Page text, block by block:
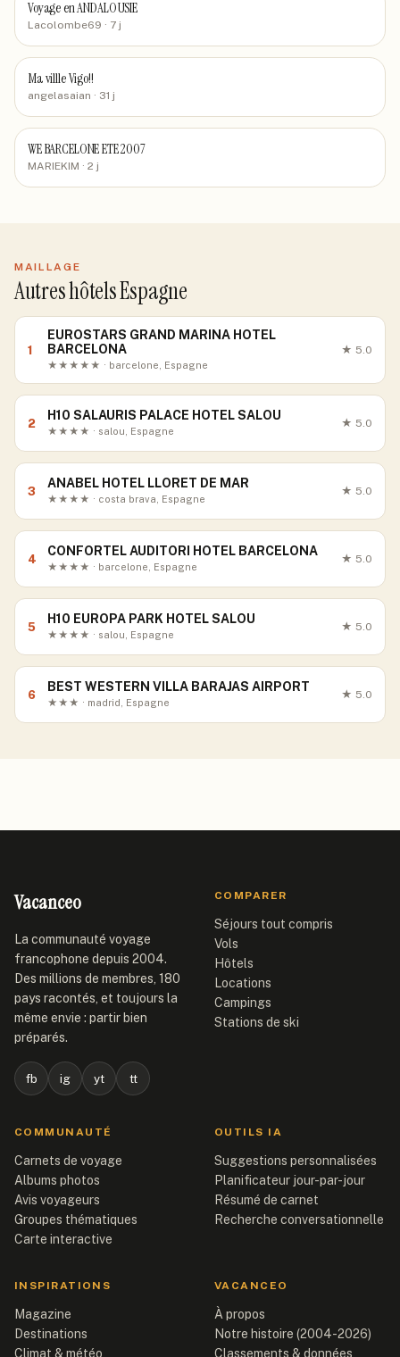
Voyage en ANDALOUSIE
Lacolombe69 · 7 j
Ma villle Vigo!!
angelasaian · 31 j
WE BARCELONE ETE 2007
MARIEKIM · 2 j
MAILLAGE
Autres hôtels Espagne
1
EUROSTARS GRAND MARINA HOTEL
BARCELONA
★★★★★ · barcelone, Espagne
★ 5.0
2
H10 SALAURIS PALACE HOTEL SALOU
★★★★ · salou, Espagne
★ 5.0
3
ANABEL HOTEL LLORET DE MAR
★★★★ · costa brava, Espagne
★ 5.0
4
CONFORTEL AUDITORI HOTEL BARCELONA
★★★★ · barcelone, Espagne
★ 5.0
5
H10 EUROPA PARK HOTEL SALOU
★★★★ · salou, Espagne
★ 5.0
6
BEST WESTERN VILLA BARAJAS AIRPORT
★★★ · madrid, Espagne
★ 5.0
Vacanceo
La communauté voyage
francophone depuis 2004.
Des millions de membres, 180
pays racontés, et toujours la
même envie : partir bien
préparés.
fb ig yt tt
COMPARER
Séjours tout compris
Vols
Hôtels
Locations
Campings
Stations de ski
COMMUNAUTÉ
Carnets de voyage
Albums photos
Avis voyageurs
Groupes thématiques
Carte interactive
OUTILS IA
Suggestions personnalisées
Planificateur jour-par-jour
Résumé de carnet
Recherche conversationnelle
INSPIRATIONS
Magazine
Destinations
Climat & météo
VACANCEO
À propos
Notre histoire (2004-2026)
Classements & données